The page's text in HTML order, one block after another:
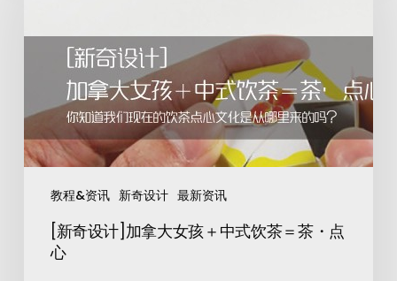
教程&资讯 新奇设计 最新资讯
[新奇设计]加拿大女孩＋中式饮茶＝茶・点
心